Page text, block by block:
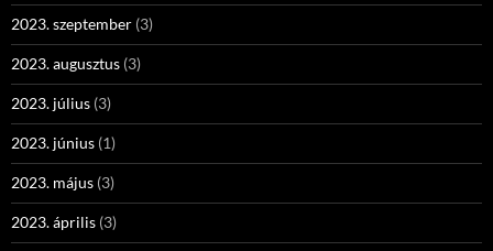
2023. szeptember (3)
2023. augusztus (3)
2023. július (3)
2023. június (1)
2023. május (3)
2023. április (3)